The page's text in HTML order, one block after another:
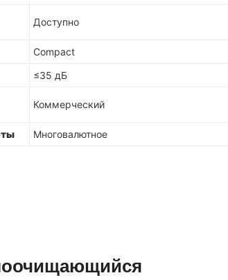
Доступно
Compact
≤35 дБ
Коммерческий
Многовалютное